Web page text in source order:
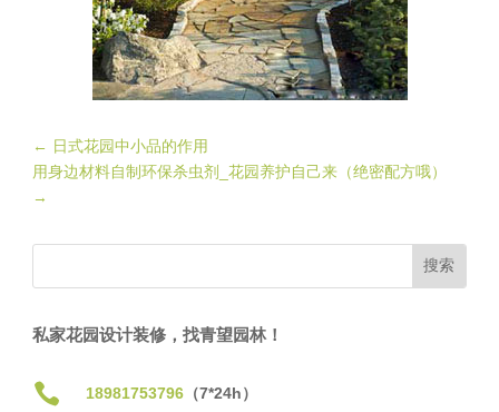
← 日式花园中小品的作用
用身边材料自制环保杀虫剂_花园养护自己来（绝密配方哦）
→
私家花园设计装修，找青望园林！
 18981753796（7*24h）